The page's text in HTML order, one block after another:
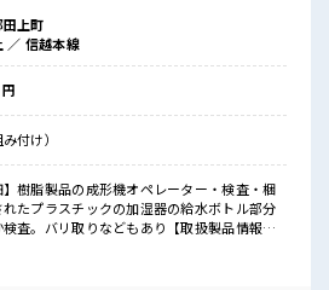
プライベート満喫！
囲気の職場≫
ば基本的に自由！
アリ≫
≫
のは不安だけど、
います！
プUP目指していきましょう！
アカラーもOKなのはウレシイPoint☆
上町
／ 信越本線
付け）
】樹脂製品の成形機オペレーター・検査・梱
たプラスチックの加湿器の給水ボトル部分
査。バリ取りなどもあり【取扱製品情報】